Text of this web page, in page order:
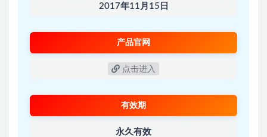
2017年11月15日
产品官网
点击进入
有效期
永久有效